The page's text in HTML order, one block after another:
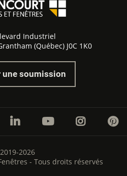
Industriel
(Québec) J0C 1K0
une soumission
2026
- Tous droits réservés